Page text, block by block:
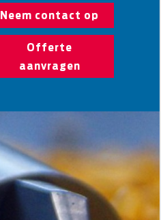
Neem contact op
Offerte
aanvragen